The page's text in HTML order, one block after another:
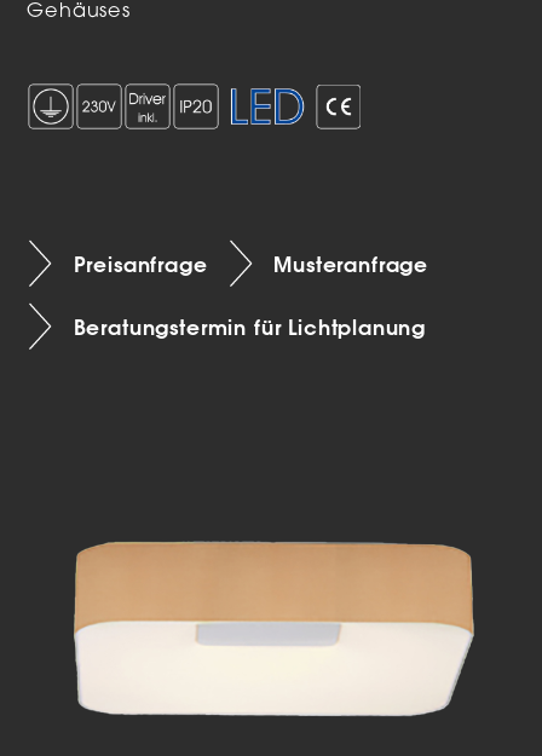
Gehäuses
Preisanfrage Musteranfrage
Beratungstermin für Lichtplanung